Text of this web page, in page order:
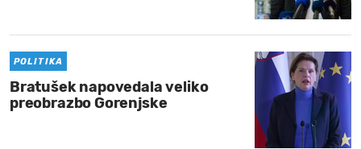
MOJ
POLITIKA
Bratušek napovedala veliko
preobrazbo Gorenjske